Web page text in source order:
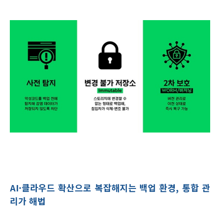
AI·클라우드 확산으로 복잡해지는 백업 환경, 통합 관
리가 해법